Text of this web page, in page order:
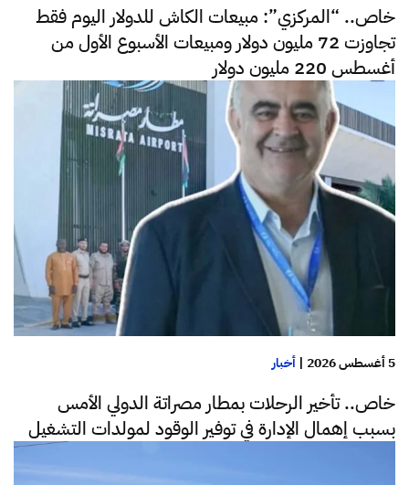
خاص.. “المركزي”: مبيعات الكاش للدولار اليوم فقط
تجاوزت 72 مليون دولار ومبيعات الأسبوع الأول من
أغسطس 220 مليون دولار
5 أغسطس 2026 | أخبار
خاص.. تأخير الرحلات بمطار مصراتة الدولي الأمس
بسبب إهمال الإدارة في توفير الوقود لمولدات التشغيل